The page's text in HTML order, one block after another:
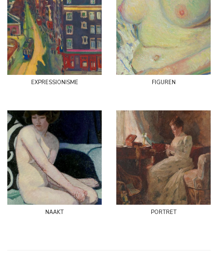
expressionisme figuren
naakt portret